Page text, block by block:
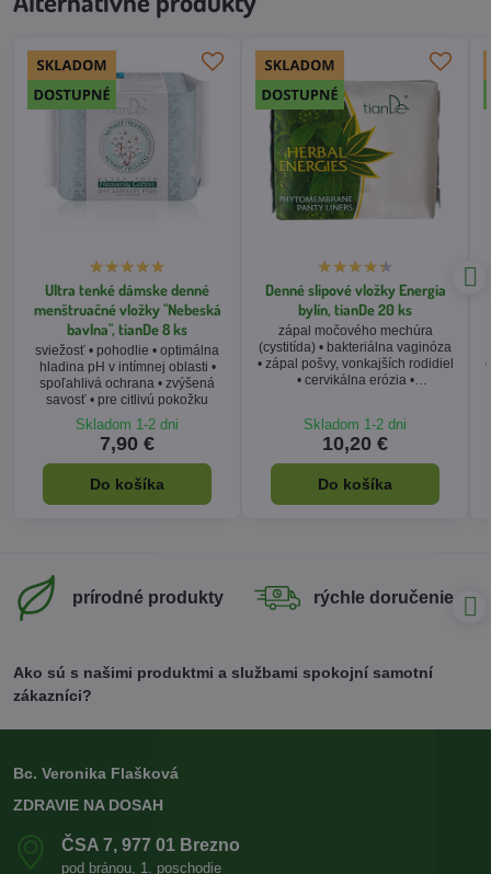
Ultra tenké dámske denné
menštruačné vložky "Nebeská
bavlna", tianDe 8 ks
sviežosť • pohodlie • optimálna
hladina pH v intímnej oblasti •
spoľahlivá ochrana • zvýšená
savosť • pre citlivú pokožku
Skladom 1-2 dni
7,90 €
Do košíka
Denné slipové vložky Energia
bylín, tianDe 20 ks
zápal močového mechúra
(cystitída) • bakteriálna vaginóza
• zápal pošvy, vonkajších rodidiel
• cervikálna erózia •
Skladom 1-2 dni
10,20 €
Do košíka
prírodné produkty rýchle doručenie
Ako sú s našimi produktmi a službami spokojní samotní
zákazníci?
Bc. Veronika Flašková
ZDRAVIE NA DOSAH
ČSA 7, 977 01 Brezno
pod bránou, 1. poschodie